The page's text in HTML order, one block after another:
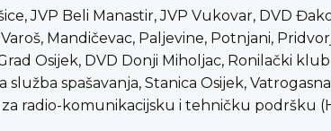
JVP Beli Manastir, JVP Vukovar, DVD
Mandičevac, Paljevine, Potnjani,
Osijek, DVD Donji Miholjac, Ronilački
spašavanja, Stanica Osijek,
radio-komunikacijsku i tehničku podršku